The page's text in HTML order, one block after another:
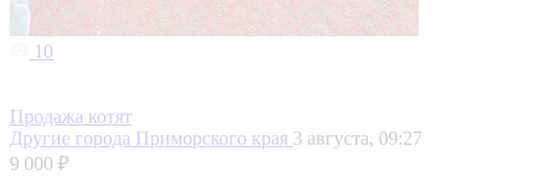
10
Продажа котят
Другие города Приморского края 3 августа, 09:27
9 000 ₽